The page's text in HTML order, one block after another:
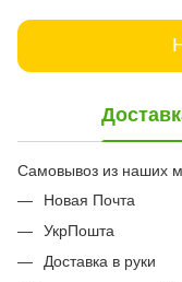
Самовывоз из наших
Новая Почта
УкрПошта
Доставка в руки